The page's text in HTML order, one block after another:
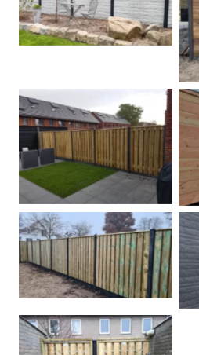
Betonschutting
Betonpalen schutting
Hout beton schuttingen